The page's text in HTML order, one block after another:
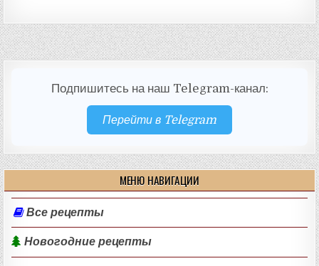
Подпишитесь на наш Telegram-канал:
Перейти в Telegram
МЕНЮ НАВИГАЦИИ
Все рецепты
Новогодние рецепты